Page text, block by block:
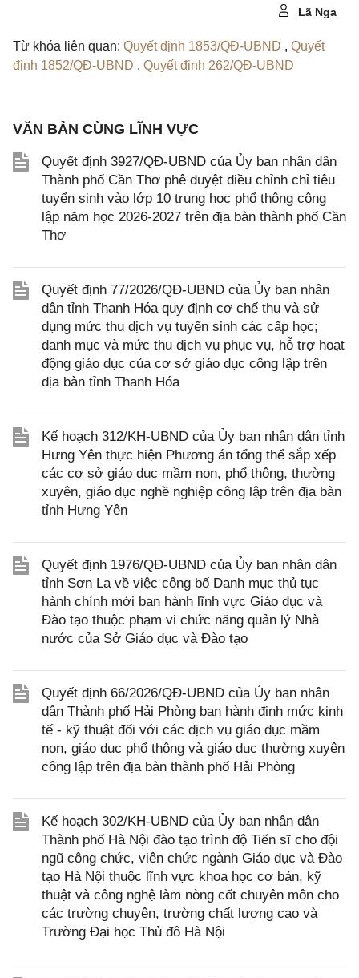
Lã Nga
Từ khóa liên quan: Quyết định 1853/QĐ-UBND , Quyết
định 1852/QĐ-UBND , Quyết định 262/QĐ-UBND
VĂN BẢN CÙNG LĨNH VỰC
Quyết định 3927/QĐ-UBND của Ủy ban nhân dân
Thành phố Cần Thơ phê duyệt điều chỉnh chỉ tiêu
tuyển sinh vào lớp 10 trung học phổ thông công
lập năm học 2026-2027 trên địa bàn thành phố Cần
Thơ
Quyết định 77/2026/QĐ-UBND của Ủy ban nhân
dân tỉnh Thanh Hóa quy định cơ chế thu và sử
dụng mức thu dịch vụ tuyển sinh các cấp học;
danh mục và mức thu dịch vụ phục vụ, hỗ trợ hoạt
động giáo dục của cơ sở giáo dục công lập trên
địa bàn tỉnh Thanh Hóa
Kế hoạch 312/KH-UBND của Ủy ban nhân dân tỉnh
Hưng Yên thực hiện Phương án tổng thể sắp xếp
các cơ sở giáo dục mầm non, phổ thông, thường
xuyên, giáo dục nghề nghiệp công lập trên địa bàn
tỉnh Hưng Yên
Quyết định 1976/QĐ-UBND của Ủy ban nhân dân
tỉnh Sơn La về việc công bố Danh mục thủ tục
hành chính mới ban hành lĩnh vực Giáo dục và
Đào tạo thuộc phạm vi chức năng quản lý Nhà
nước của Sở Giáo dục và Đào tạo
Quyết định 66/2026/QĐ-UBND của Ủy ban nhân
dân Thành phố Hải Phòng ban hành định mức kinh
tế - kỹ thuật đối với các dịch vụ giáo dục mầm
non, giáo dục phổ thông và giáo dục thường xuyên
công lập trên địa bàn thành phố Hải Phòng
Kế hoạch 302/KH-UBND của Ủy ban nhân dân
Thành phố Hà Nội đào tạo trình độ Tiến sĩ cho đội
ngũ công chức, viên chức ngành Giáo dục và Đào
tạo Hà Nội thuộc lĩnh vực khoa học cơ bản, kỹ
thuật và công nghệ làm nòng cốt chuyên môn cho
các trường chuyên, trường chất lượng cao và
Trường Đại học Thủ đô Hà Nội